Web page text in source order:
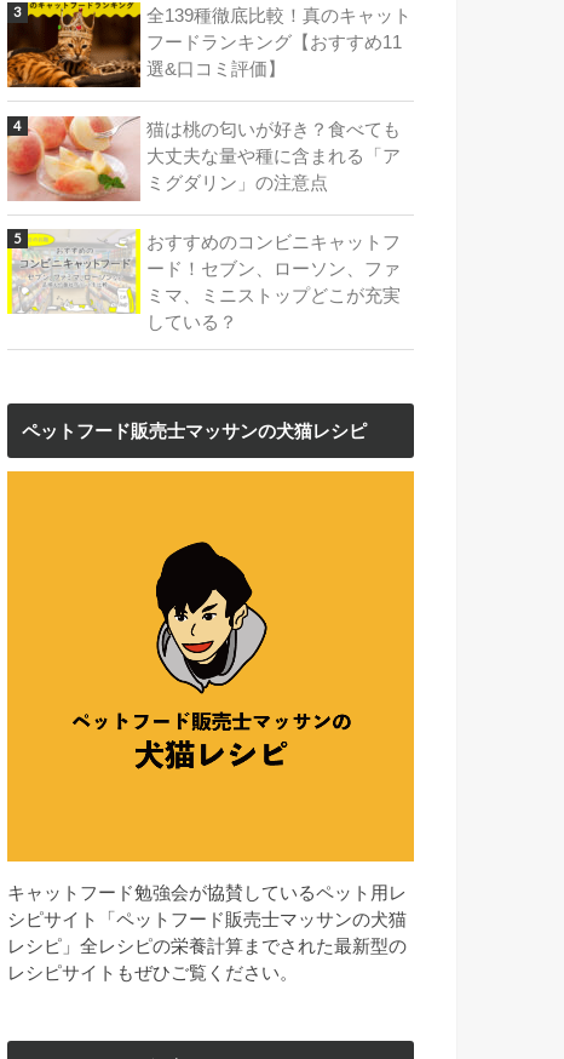
全139種徹底比較！真のキャット
フードランキング【おすすめ11
選&口コミ評価】
猫は桃の匂いが好き？食べても
大丈夫な量や種に含まれる「ア
ミグダリン」の注意点
おすすめのコンビニキャットフ
ード！セブン、ローソン、ファ
ミマ、ミニストップどこが充実
している？
ペットフード販売士マッサンの犬猫レシピ
キャットフード勉強会が協賛しているペット用レ
シピサイト「ペットフード販売士マッサンの犬猫
レシピ」全レシピの栄養計算までされた最新型の
レシピサイトもぜひご覧ください。